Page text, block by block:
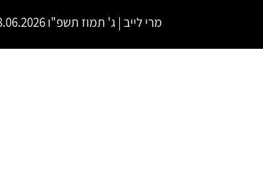
מרי לייב | ג' תמוז תשפ"ו18.06.2026 | פתיחת שערים 20:00 | שעת